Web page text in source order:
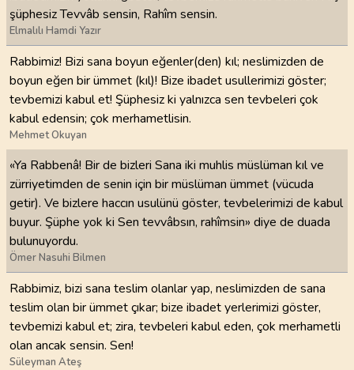
şüphesiz Tevvâb sensin, Rahîm sensin.
Elmalılı Hamdi Yazır
Rabbimiz! Bizi sana boyun eğenler(den) kıl; neslimizden de
boyun eğen bir ümmet (kıl)! Bize ibadet usullerimizi göster;
tevbemizi kabul et! Şüphesiz ki yalnızca sen tevbeleri çok
kabul edensin; çok merhametlisin.
Mehmet Okuyan
«Ya Rabbenâ! Bir de bizleri Sana iki muhlis müslüman kıl ve
zürriyetimden de senin için bir müslüman ümmet (vücuda
getir). Ve bizlere haccın usulünü göster, tevbelerimizi de kabul
buyur. Şüphe yok ki Sen tevvâbsın, rahîmsin» diye de duada
bulunuyordu.
Ömer Nasuhi Bilmen
Rabbimiz, bizi sana teslim olanlar yap, neslimizden de sana
teslim olan bir ümmet çıkar; bize ibadet yerlerimizi göster,
tevbemizi kabul et; zira, tevbeleri kabul eden, çok merhametli
olan ancak sensin. Sen!
Süleyman Ateş